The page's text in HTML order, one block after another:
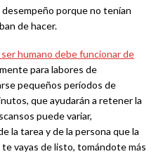
porque no tenían
de hacer.
humano debe funcionar de
para labores de
pequeños períodos de
que ayudarán a retener la
puede variar,
la tarea y de la persona que la
vayas de listo, tomándote más